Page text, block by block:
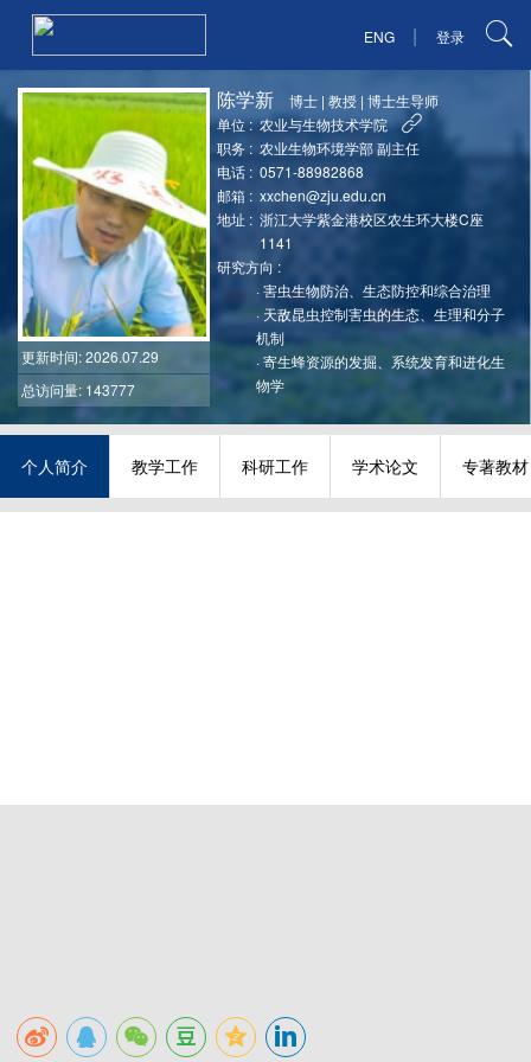
ENG | 登录
更新时间: 2026.07.29
总访问量: 143777
陈学新 博士 |教授 |博士生导师
单位 : 农业与生物技术学院
职务 : 农业生物环境学部 副主任
电话 : 0571-88982868
邮箱 : xxchen@zju.edu.cn
地址 : 浙江大学紫金港校区农生环大楼C座
1141
研究方向 :
·害虫生物防治、生态防控和综合治理
· 天敌昆虫控制害虫的生态、生理和分子
机制
·寄生蜂资源的发掘、系统发育和进化生
物学
个人简介 教学工作 科研工作 学术论文 专著教材